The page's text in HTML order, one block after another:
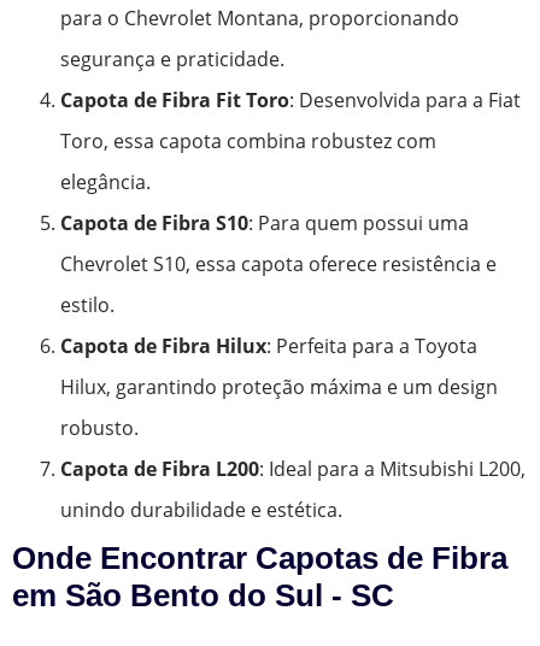
para o Chevrolet Montana, proporcionando
segurança e praticidade.
Capota de Fibra Fit Toro: Desenvolvida para a Fiat
Toro, essa capota combina robustez com
elegância.
Capota de Fibra S10: Para quem possui uma
Chevrolet S10, essa capota oferece resistência e
estilo.
Capota de Fibra Hilux: Perfeita para a Toyota
Hilux, garantindo proteção máxima e um design
robusto.
Capota de Fibra L200: Ideal para a Mitsubishi L200,
unindo durabilidade e estética.
Onde Encontrar Capotas de Fibra
em São Bento do Sul - SC